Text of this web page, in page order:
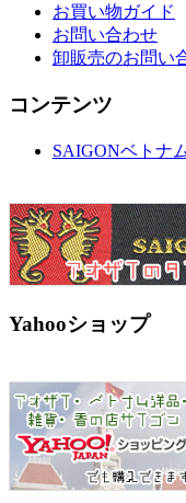
お買い物ガイド
お問い合わせ
卸販売のお問い
コンテンツ
SAIGONベトナ
Yahooショップ